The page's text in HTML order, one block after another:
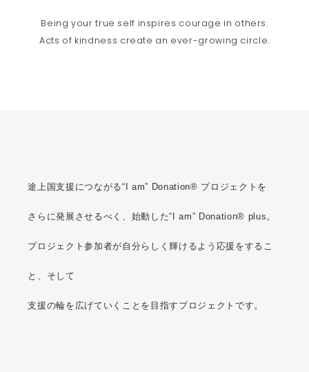
”
D
s
Being your true self inspires courage in others.
Acts of kindness create an ever-growing circle.
途上国支援につながる“I am” Donation® プロジェクトを
さらに発展させるべく、始動した“I am” Donation® plus。
プロジェクト参加者が自分らしく輝けるよう応援をするこ
と、そして
支援の輪を広げていくことを目指すプロジェクトです。